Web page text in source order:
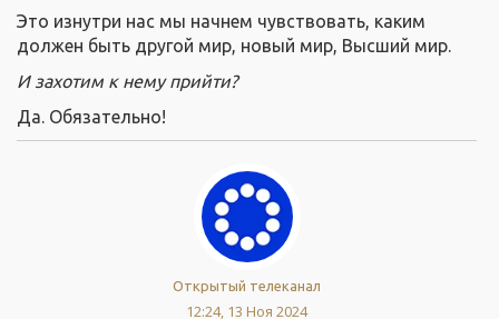
Это изнутри нас мы начнем чувствовать, каким
должен быть другой мир, новый мир, Высший мир.
И захотим к нему прийти?
Да. Обязательно!
Открытый телеканал
12:24, 13 Ноя 2024